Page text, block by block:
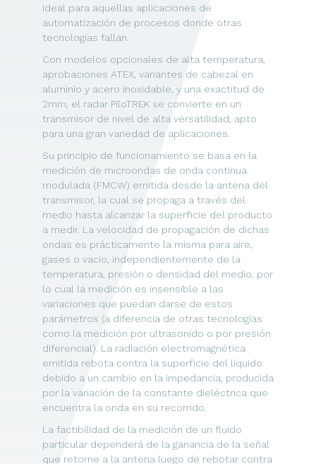
ideal para aquellas aplicaciones de
automatización de procesos donde otras
tecnologías fallan.
Con modelos opcionales de alta temperatura,
aprobaciones ATEX, variantes de cabezal en
aluminio y acero inoxidable, y una exactitud de
2mm, el radar PiloTREK se convierte en un
transmisor de nivel de alta versatilidad, apto
para una gran variedad de aplicaciones.
Su principio de funcionamiento se basa en la
medición de microondas de onda continua
modulada (FMCW) emitida desde la antena del
transmisor, la cual se propaga a través del
medio hasta alcanzar la superficie del producto
a medir. La velocidad de propagación de dichas
ondas es prácticamente la misma para aire,
gases o vacío, independientemente de la
temperatura, presión o densidad del medio, por
lo cual la medición es insensible a las
variaciones que puedan darse de estos
parámetros (a diferencia de otras tecnologías
como la medición por ultrasonido o por presión
diferencial). La radiación electromagnética
emitida rebota contra la superficie del líquido
debido a un cambio en la impedancia, producida
por la variación de la constante dieléctrica que
encuentra la onda en su recorrido.
La factibilidad de la medición de un fluido
particular dependerá de la ganancia de la señal
que retorne a la antena luego de rebotar contra